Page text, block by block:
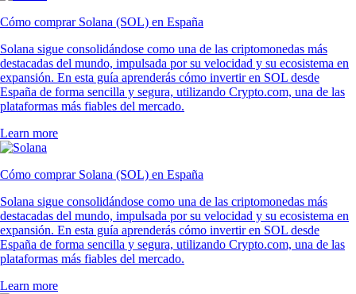
Cómo comprar Solana (SOL) en España
Solana sigue consolidándose como una de las criptomonedas más
destacadas del mundo, impulsada por su velocidad y su ecosistema en
expansión. En esta guía aprenderás cómo invertir en SOL desde
España de forma sencilla y segura, utilizando Crypto.com, una de las
plataformas más fiables del mercado.
Learn more
Cómo comprar Solana (SOL) en España
Solana sigue consolidándose como una de las criptomonedas más
destacadas del mundo, impulsada por su velocidad y su ecosistema en
expansión. En esta guía aprenderás cómo invertir en SOL desde
España de forma sencilla y segura, utilizando Crypto.com, una de las
plataformas más fiables del mercado.
Learn more